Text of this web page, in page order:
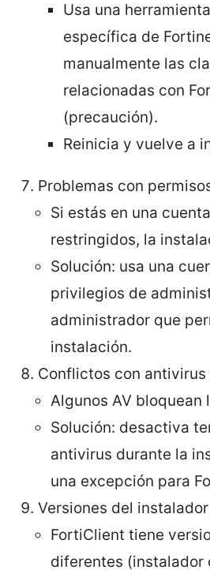
Usa una
específica de
manualmente las
relacionadas con
(precaución).
Reinicia y vuelve a
Problemas con
Si estás en una
restringidos, la
Solución: usa una
privilegios de
administrador que
instalación.
Conflictos con
Algunos AV bloquean
Solución: desactiva
antivirus durante la
una excepción para
Versiones del
FortiClient tiene
diferentes (instalador